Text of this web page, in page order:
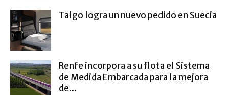
Talgo logra un nuevo pedido en Suecia
Renfe incorpora a su flota el Sistema
de Medida Embarcada para la mejora
de...